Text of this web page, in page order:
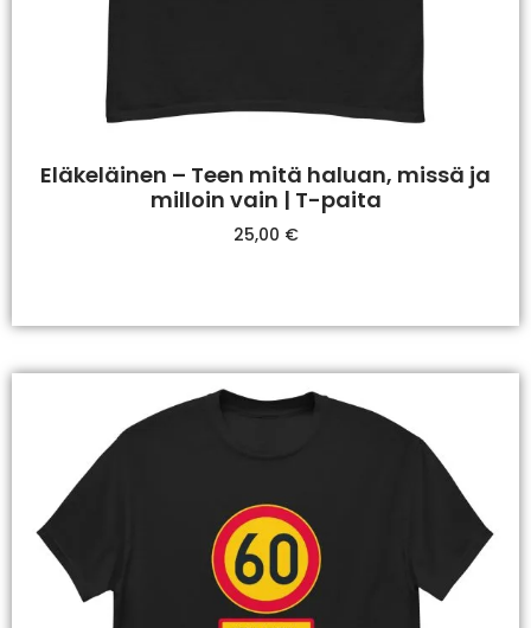
Eläkeläinen – Teen mitä haluan, missä ja
milloin vain | T-paita
25,00 €